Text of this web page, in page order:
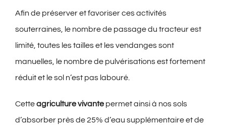
Afin de préserver et favoriser ces activités
souterraines, le nombre de passage du tracteur est
limité, toutes les tailles et les vendanges sont
manuelles, le nombre de pulvérisations est fortement
réduit et le sol n’est pas labouré.
Cetteagriculture vivantepermet ainsi à nos sols
d’absorber près de 25% d’eau supplémentaire et de